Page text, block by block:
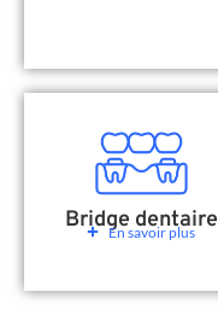
Bridge dentaire
En savoir plus